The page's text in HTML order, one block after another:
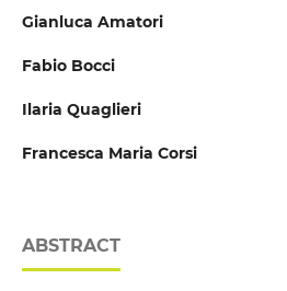
Gianluca Amatori
Fabio Bocci
Ilaria Quaglieri
Francesca Maria Corsi
ABSTRACT